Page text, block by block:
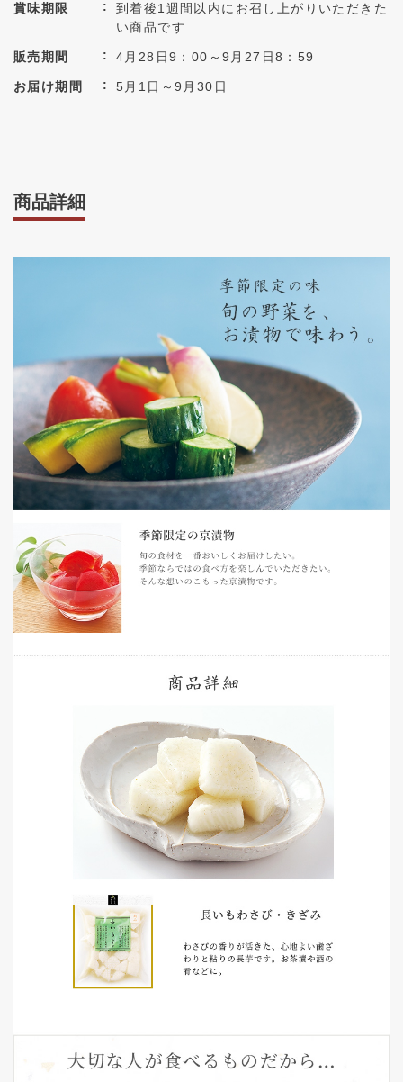
賞味期限
到着後1週間以内にお召し上がりいただきた
い商品です
販売期間 4月28日9：00～9月27日8：59
お届け期間 5月1日～9月30日
商品詳細